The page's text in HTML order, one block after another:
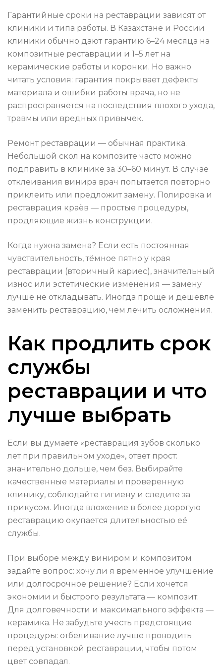
Гарантийные сроки на реставрации зависят от
клиники и типа работы. В Казахстане и России
клиники обычно дают гарантию 6–24 месяца на
композитные реставрации и 1–5 лет на
керамические работы и коронки. Но важно
читать условия: гарантия покрывает дефекты
материала и ошибки работы врача, но не
распространяется на последствия плохого ухода,
травмы или вредных привычек.
Ремонт реставрации — обычная практика.
Небольшой скол на композите часто можно
подправить в клинике за 30–60 минут. В случае
отклеивания винира врач попытается повторно
приклеить или предложит замену. Полировка и
реставрация краёв — простые процедуры,
продляющие жизнь конструкции.
Когда нужна замена? Если есть постоянная
чувствительность, тёмное пятно у края
реставрации (вторичный кариес), значительный
износ или эстетические изменения — замену
лучше не откладывать. Иногда проще и дешевле
заменить реставрацию, чем лечить осложнения.
Как продлить срок
службы
реставрации и что
лучше выбрать
Если вы думаете «реставрация зубов сколько
лет при правильном уходе», ответ прост:
значительно дольше, чем без. Выбирайте
качественные материалы и проверенную
клинику, соблюдайте гигиену и следите за
прикусом. Иногда вложение в более дорогую
реставрацию окупается длительностью её
службы.
При выборе между виниром и композитом
задайте вопрос: хочу ли я временное улучшение
или долгосрочное решение? Если хочется
экономии и быстрого результата — композит.
Для долговечности и максимального эффекта —
керамика. Не забудьте учесть предстоящие
процедуры: отбеливание лучше проводить
перед установкой реставрации, чтобы потом
цвет совпадал.